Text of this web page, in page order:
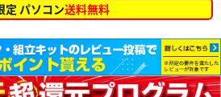
定 パソコン送料無料